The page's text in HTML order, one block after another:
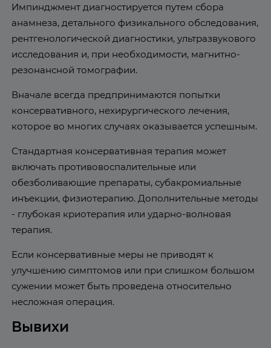
Импинджмент диагностируется путем сбора
анамнеза, детального физикального обследования,
рентгенологической диагностики, ультразвукового
исследования и, при необходимости, магнитно-
резонансной томографии.
Вначале всегда предпринимаются попытки
консервативного, нехирургического лечения,
которое во многих случаях оказывается успешным.
Стандартная консервативная терапия может
включать противовоспалительные или
обезболивающие препараты, субакромиальные
инъекции, физиотерапию. Дополнительные методы
- глубокая криотерапия или ударно-волновая
терапия.
Если консервативные меры не приводят к
улучшению симптомов или при слишком большом
сужении может быть проведена относительно
несложная операция.
Вывихи